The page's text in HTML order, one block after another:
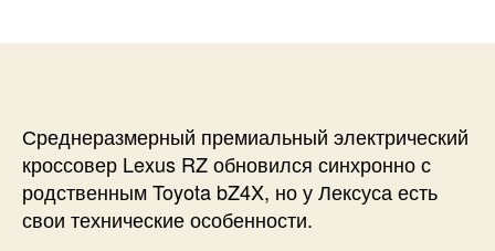
Среднеразмерный премиальный электрический
кроссовер Lexus RZ обновился синхронно с
родственным Toyota bZ4X, но у Лексуса есть
свои технические особенности.